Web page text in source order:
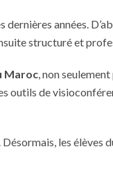
années.
structuré et
Maroc, non
outils de
les